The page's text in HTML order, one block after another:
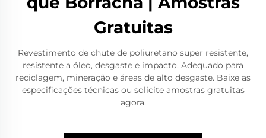
Gratuitas
Revestimento de chute de poliuretano super resistente,
resistente a óleo, desgaste e impacto. Adequado para
reciclagem, mineração e áreas de alto desgaste. Baixe as
especificações técnicas ou solicite amostras gratuitas
agora.